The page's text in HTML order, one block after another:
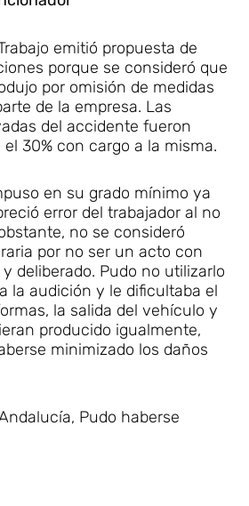
emitió propuesta de
porque se consideró que
por omisión de medidas
de la empresa. Las
del accidente fueron
30% con cargo a la misma.
en su grado mínimo ya
error del trabajador al no
no se consideró
por no ser un acto con
deliberado. Pudo no utilizarlo
la audición y le dificultaba el
la salida del vehículo y
producido igualmente,
minimizado los daños
Pudo haberse